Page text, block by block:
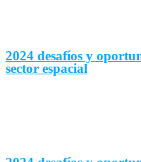
2024 desafíos y
sector espacial